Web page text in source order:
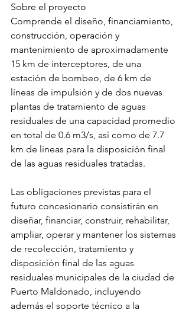
Sobre el proyecto
Comprende el diseño, financiamiento,
construcción, operación y
mantenimiento de aproximadamente
15 km de interceptores, de una
estación de bombeo, de 6 km de
líneas de impulsión y de dos nuevas
plantas de tratamiento de aguas
residuales de una capacidad promedio
en total de 0.6 m3/s, así como de 7.7
km de líneas para la disposición final
de las aguas residuales tratadas.
Las obligaciones previstas para el
futuro concesionario consistirán en
diseñar, financiar, construir, rehabilitar,
ampliar, operar y mantener los sistemas
de recolección, tratamiento y
disposición final de las aguas
residuales municipales de la ciudad de
Puerto Maldonado, incluyendo
además el soporte técnico a la